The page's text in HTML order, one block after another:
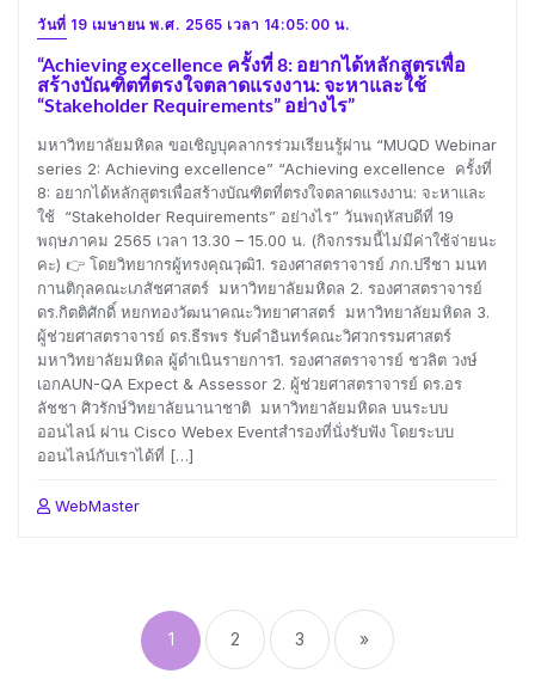
วันที่ 19 เมษายน พ.ศ. 2565 เวลา 14:05:00 น.
“Achieving excellence ครั้งที่ 8: อยากได้หลักสูตรเพื่อ
สร้างบัณฑิตที่ตรงใจตลาดแรงงาน: จะหาและใช้
“Stakeholder Requirements” อย่างไร”
มหาวิทยาลัยมหิดล ขอเชิญบุคลากรร่วมเรียนรู้ผ่าน “MUQD Webinar
series 2: Achieving excellence” “Achieving excellence ครั้งที่
8: อยากได้หลักสูตรเพื่อสร้างบัณฑิตที่ตรงใจตลาดแรงงาน: จะหาและ
ใช้ “Stakeholder Requirements” อย่างไร” วันพฤหัสบดีที่ 19
พฤษภาคม 2565 เวลา 13.30 – 15.00 น. (กิจกรรมนี้ไม่มีค่าใช้จ่ายนะ
คะ) 👉 โดยวิทยากรผู้ทรงคุณวุฒิ1. รองศาสตราจารย์ ภก.ปรีชา มนท
กานติกุลคณะเภสัชศาสตร์ มหาวิทยาลัยมหิดล 2. รองศาสตราจารย์
ดร.กิตติศักดิ์ หยกทองวัฒนาคณะวิทยาศาสตร์ มหาวิทยาลัยมหิดล 3.
ผู้ช่วยศาสตราจารย์ ดร.ธีรพร รับคำอินทร์คณะวิศวกรรมศาสตร์
มหาวิทยาลัยมหิดล ผู้ดำเนินรายการ1. รองศาสตราจารย์ ชวลิต วงษ์
เอกAUN-QA Expect & Assessor 2. ผู้ช่วยศาสตราจารย์ ดร.อร
ลัชชา ศิวรักษ์วิทยาลัยนานาชาติ มหาวิทยาลัยมหิดล บนระบบ
ออนไลน์ ผ่าน Cisco Webex Eventสำรองที่นั่งรับฟัง โดยระบบ
ออนไลน์กับเราได้ที่ […]
WebMaster
pagination
1 2 3 »